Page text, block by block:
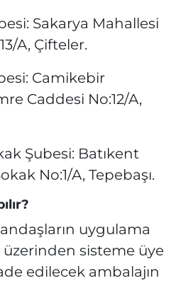
Sakarya Mahallesi
A, Çifteler.
Camikebir
Caddesi No:12/A,
Şubesi: Batıkent
No:1/A, Tepebaşı.
uygulama
sisteme üye
edilecek ambalajın